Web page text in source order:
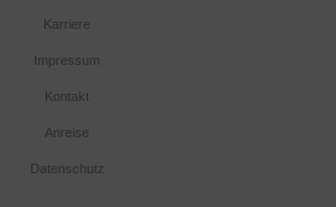
Karriere
Impressum
Kontakt
Anreise
Datenschutz